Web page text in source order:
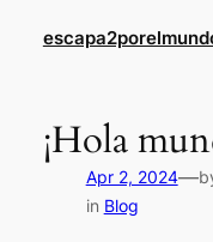
¡Hola
Apr 2, 2024—
in Blog